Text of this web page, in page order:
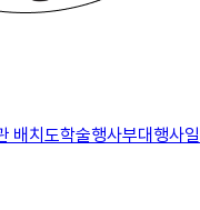
배치도학술행사부대행사